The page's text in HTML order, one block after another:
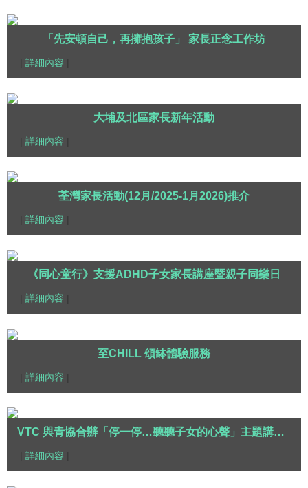
「先安頓自己，再擁抱孩子」 家長正念工作坊
詳細內容
大埔及北區家長新年活動
詳細內容
荃灣家長活動(12月/2025-1月2026)推介
詳細內容
《同心童行》支援ADHD子女家長講座暨親子同樂日
詳細內容
至CHILL 頌缽體驗服務
詳細內容
VTC 與青協合辦「停一停…聽聽子女的心聲」主題講座 2025
詳細內容